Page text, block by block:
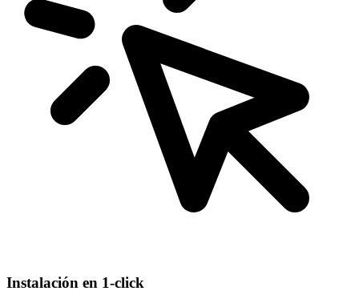
Instalación en 1-click